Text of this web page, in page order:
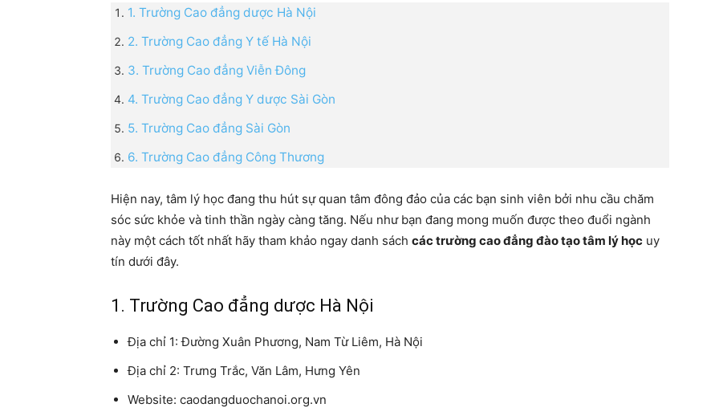
1. Trường Cao đẳng dược Hà Nội
2. Trường Cao đẳng Y tế Hà Nội
3. Trường Cao đẳng Viễn Đông
4. Trường Cao đẳng Y dược Sài Gòn
5. Trường Cao đẳng Sài Gòn
6. Trường Cao đẳng Công Thương
Hiện nay, tâm lý học đang thu hút sự quan tâm đông đảo của các bạn sinh viên bởi nhu cầu chăm
sóc sức khỏe và tinh thần ngày càng tăng. Nếu như bạn đang mong muốn được theo đuổi ngành
này một cách tốt nhất hãy tham khảo ngay danh sách các trường cao đẳng đào tạo tâm lý học uy
tín dưới đây.
1. Trường Cao đẳng dược Hà Nội
Địa chỉ 1: Đường Xuân Phương, Nam Từ Liêm, Hà Nội
Địa chỉ 2: Trưng Trắc, Văn Lâm, Hưng Yên
Website: caodangduochanoi.org.vn